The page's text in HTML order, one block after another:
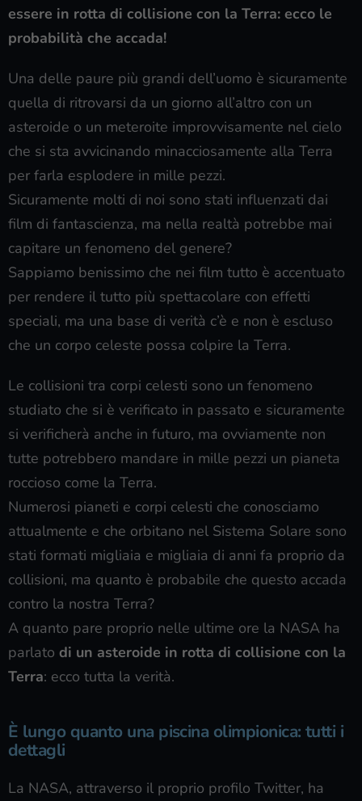
essere in rotta di collisione con la Terra: ecco le
probabilità che accada!
Una delle paure più grandi dell’uomo è sicuramente
quella di ritrovarsi da un giorno all’altro con un
asteroide o un meteroite improvvisamente nel cielo
che si sta avvicinando minacciosamente alla Terra
per farla esplodere in mille pezzi.
Sicuramente molti di noi sono stati influenzati dai
film di fantascienza, ma nella realtà potrebbe mai
capitare un fenomeno del genere?
Sappiamo benissimo che nei film tutto è accentuato
per rendere il tutto più spettacolare con effetti
speciali, ma una base di verità c’è e non è escluso
che un corpo celeste possa colpire la Terra.
Le collisioni tra corpi celesti sono un fenomeno
studiato che si è verificato in passato e sicuramente
si verificherà anche in futuro, ma ovviamente non
tutte potrebbero mandare in mille pezzi un pianeta
roccioso come la Terra.
Numerosi pianeti e corpi celesti che conosciamo
attualmente e che orbitano nel Sistema Solare sono
stati formati migliaia e migliaia di anni fa proprio da
collisioni, ma quanto è probabile che questo accada
contro la nostra Terra?
A quanto pare proprio nelle ultime ore la NASA ha
parlato di un asteroide in rotta di collisione con la
Terra: ecco tutta la verità.
È lungo quanto una piscina olimpionica: tutti i
dettagli
La NASA, attraverso il proprio profilo Twitter, ha